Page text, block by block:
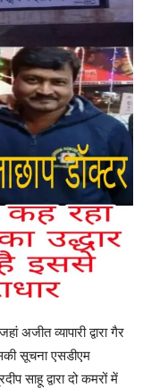
अजीत व्यापारी द्वारा गैर
सूचना एसडीएम
साहू द्वारा दो कमरों में